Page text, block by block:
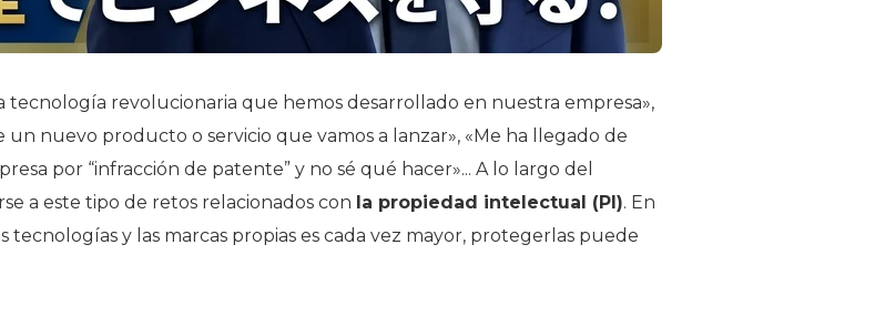
revolucionaria que hemos desarrollado en nuestra empresa»,
nuevo producto o servicio que vamos a lanzar», «Me ha llegado de
por “infracción de patente” y no sé qué hacer»... A lo largo del
a este tipo de retos relacionados con la propiedad intelectual (PI). En
tecnologías y las marcas propias es cada vez mayor, protegerlas puede